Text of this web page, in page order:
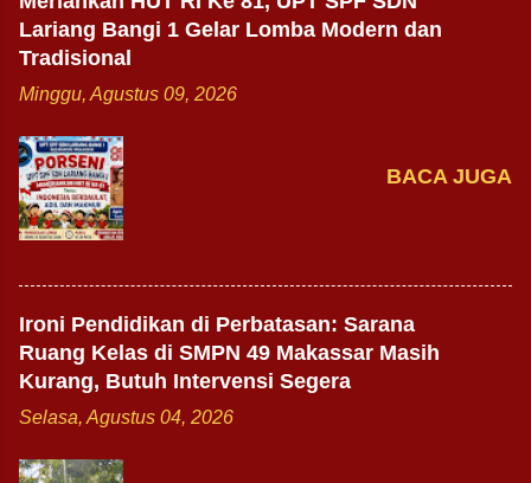
Lariang Bangi 1 Gelar Lomba Modern dan
Tradisional
Minggu, Agustus 09, 2026
BACA JUGA
Ironi Pendidikan di Perbatasan: Sarana
Ruang Kelas di SMPN 49 Makassar Masih
Kurang, Butuh Intervensi Segera
Selasa, Agustus 04, 2026